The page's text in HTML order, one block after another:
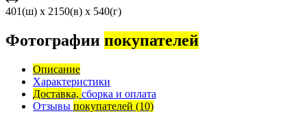
401(ш) x 2150(в) x 540(г)
Фотографии покупателей
Описание
Характеристики
Доставка, сборка и оплата
Отзывы покупателей (10)